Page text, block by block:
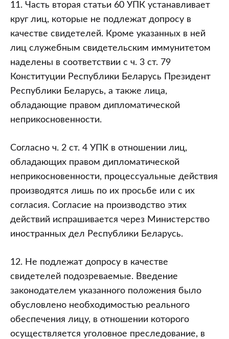
11. Часть вторая статьи 60 УПК устанавливает
круг лиц, которые не подлежат допросу в
качестве свидетелей. Кроме указанных в ней
лиц служебным свидетельским иммунитетом
наделены в соответствии с ч. 3 ст. 79
Конституции Республики Беларусь Президент
Республики Беларусь, а также лица,
обладающие правом дипломатической
неприкосновенности.
Согласно ч. 2 ст. 4 УПК в отношении лиц,
обладающих правом дипломатической
неприкосновенности, процессуальные действия
производятся лишь по их просьбе или с их
согласия. Согласие на производство этих
действий испрашивается через Министерство
иностранных дел Республики Беларусь.
12. Не подлежат допросу в качестве
свидетелей подозреваемые. Введение
законодателем указанного положения было
обусловлено необходимостью реального
обеспечения лицу, в отношении которого
осуществляется уголовное преследование, в